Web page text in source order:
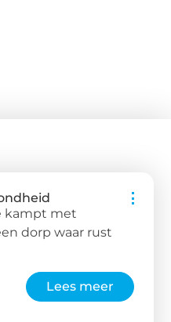
kampt met
dorp waar rust
Lees meer